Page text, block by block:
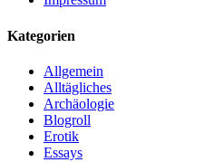
Kategorien
Allgemein
Alltägliches
Archäologie
Blogroll
Erotik
Essays